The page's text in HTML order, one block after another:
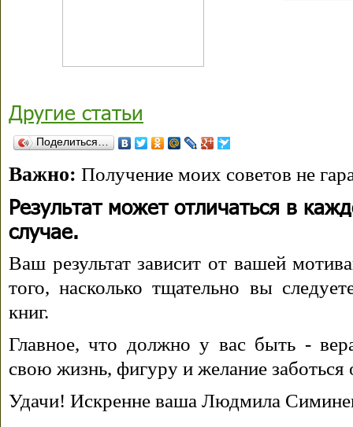
Другие статьи
Поделиться…
Важно: Получение моих советов не
Результат может отличаться в
случае.
Ваш результат зависит от вашей
того, насколько тщательно вы
книг.
Главное, что должно у вас быть -
свою жизнь, фигуру и желание заботься
Удачи! Искренне ваша Людмила